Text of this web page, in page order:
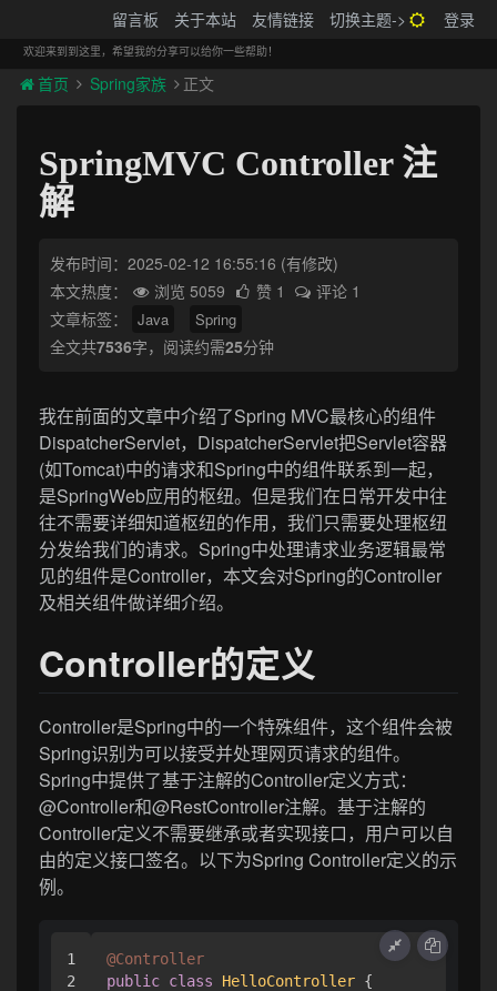
留言板 关于本站 友情链接 切换主题-> 登录
欢迎来到到这里，希望我的分享可以给你一些帮助！
首页 Spring家族 正文
SpringMVC Controller 注
解
发布时间：2025-02-12 16:55:16 (有修改)
本文热度：
浏览 5059 赞 1
评论 1
文章标签：
Java Spring
全文共7536字，阅读约需25分钟
我在前面的文章中介绍了Spring MVC最核心的组件
DispatcherServlet，DispatcherServlet把Servlet容器
(如Tomcat)中的请求和Spring中的组件联系到一起，
是SpringWeb应用的枢纽。但是我们在日常开发中往
往不需要详细知道枢纽的作用，我们只需要处理枢纽
分发给我们的请求。Spring中处理请求业务逻辑最常
见的组件是Controller，本文会对Spring的Controller
及相关组件做详细介绍。
Controller的定义
Controller是Spring中的一个特殊组件，这个组件会被
Spring识别为可以接受并处理网页请求的组件。
Spring中提供了基于注解的Controller定义方式：
@Controller和@RestController注解。基于注解的
Controller定义不需要继承或者实现接口，用户可以自
由的定义接口签名。以下为Spring Controller定义的示
例。
1
2
@Controller
public class HelloController {